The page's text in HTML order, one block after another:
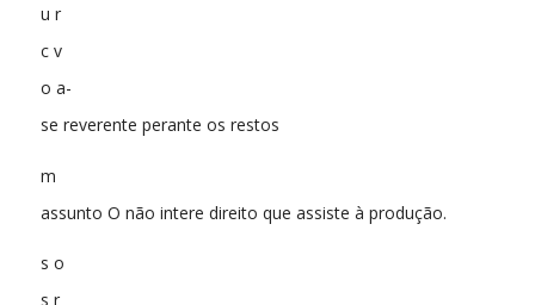
u r
c v
o a-
se reverente perante os restos
m
assunto O não intere direito que assiste à produção.
s o
s r